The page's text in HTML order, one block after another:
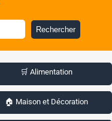
Rechercher
🛒 Alimentation
🏠 Maison et Décoration